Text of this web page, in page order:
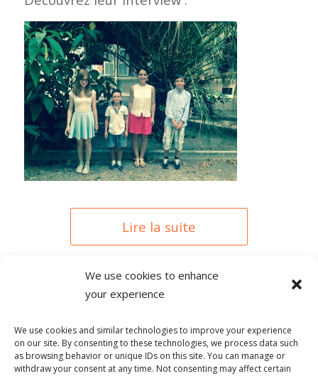
We use cookies to enhance
your experience
We use cookies and similar technologies to improve your experience
on our site. By consenting to these technologies, we process data such
as browsing behavior or unique IDs on this site. You can manage or
withdraw your consent at any time. Not consenting may affect certain
Lire la suite
0 COMMENTAIRES